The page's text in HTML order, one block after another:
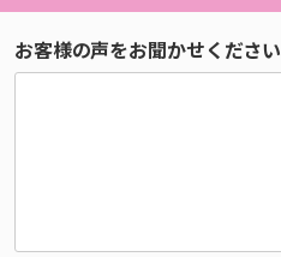
お客様の声をお聞かせください